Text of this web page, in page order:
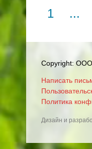
1
...
Copyright:
Написать
Политика
Дизайн и